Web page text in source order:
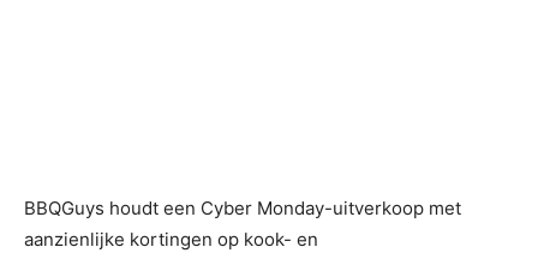
BBQGuys houdt een Cyber Monday-uitverkoop met
aanzienlijke kortingen op kook- en